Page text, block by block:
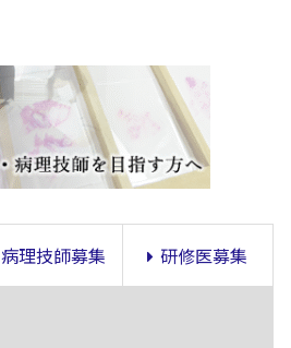
病理技師募集 研修医募集